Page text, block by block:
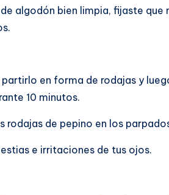
algodón bien limpia, fijaste que
en forma de rodajas y
10 minutos.
de pepino en los
e irritaciones de tus ojos.